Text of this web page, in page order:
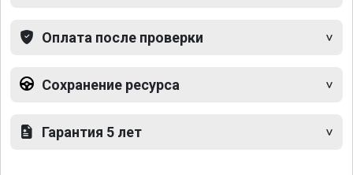
Оплата после проверки
Сохранение ресурса
Гарантия 5 лет